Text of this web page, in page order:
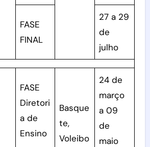
FASE
FINAL
27 a 29
de
julho
FASE
Diretori
a de
Ensino
Basque
te,
Voleibo
24 de
março
a 09
de
maio